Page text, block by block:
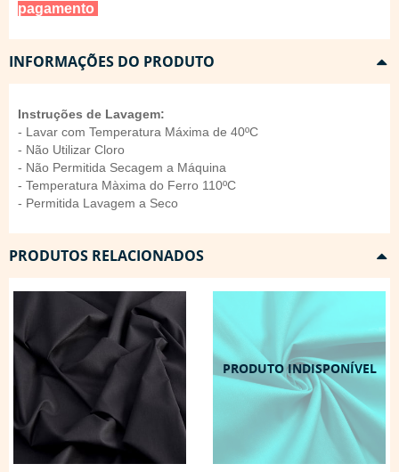
pagamento
INFORMAÇÕES DO PRODUTO
Instruções de Lavagem:
- Lavar com Temperatura Máxima de 40ºC
- Não Utilizar Cloro
- Não Permitida Secagem a Máquina
- Temperatura Màxima do Ferro 110ºC
- Permitida Lavagem a Seco
PRODUTOS RELACIONADOS